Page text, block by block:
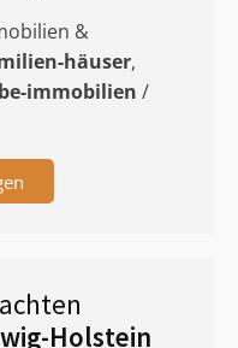
&
häuser,
immobilien /
Holstein